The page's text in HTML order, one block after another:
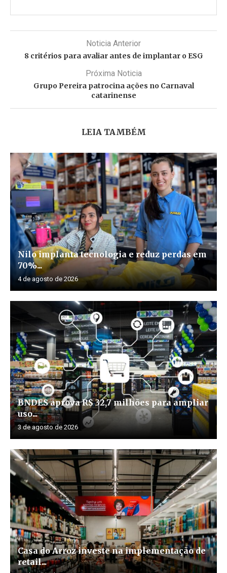
Noticia Anterior
8 critérios para avaliar antes de implantar o ESG
Próxima Noticia
Grupo Pereira patrocina ações no Carnaval
catarinense
LEIA TAMBÉM
Nilo implanta tecnologia e reduz perdas em
70%...
4 de agosto de 2026
BNDES aprova R$ 32,7 milhões para ampliar
uso...
3 de agosto de 2026
Casa do Arroz investe na implementação de
retail...